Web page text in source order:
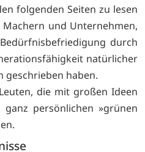
folgenden Seiten zu lesen
und Unternehmen,
durch
natürlicher
geschrieben haben.
die mit großen Ideen
persönlichen »grünen